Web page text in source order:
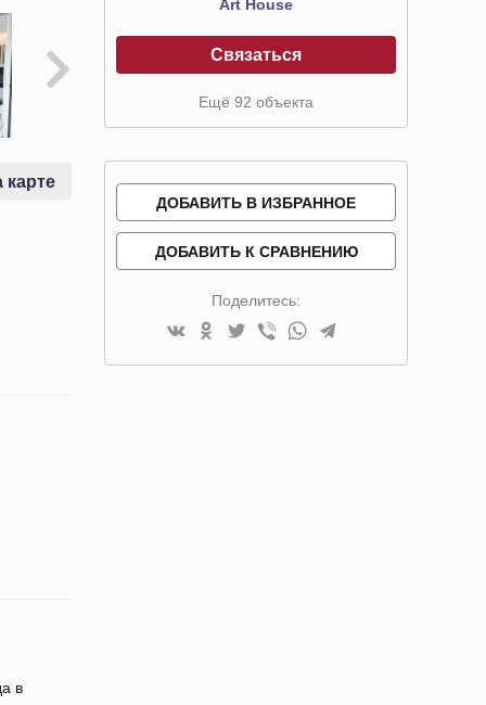
карте
в
Art House
Связаться
Ещё 92 объекта
ДОБАВИТЬ В ИЗБРАННОЕ
ДОБАВИТЬ К СРАВНЕНИЮ
Поделитесь: